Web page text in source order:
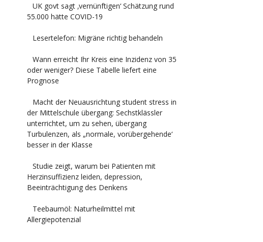
UK govt sagt ‚vernünftigen‘ Schätzung rund
55.000 hätte COVID-19
Lesertelefon: Migräne richtig behandeln
Wann erreicht Ihr Kreis eine Inzidenz von 35
oder weniger? Diese Tabelle liefert eine
Prognose
Macht der Neuausrichtung student stress in
der Mittelschule übergang: Sechstklässler
unterrichtet, um zu sehen, übergang
Turbulenzen, als „normale, vorübergehende‘
besser in der Klasse
Studie zeigt, warum bei Patienten mit
Herzinsuffizienz leiden, depression,
Beeinträchtigung des Denkens
Teebaumöl: Naturheilmittel mit
Allergiepotenzial